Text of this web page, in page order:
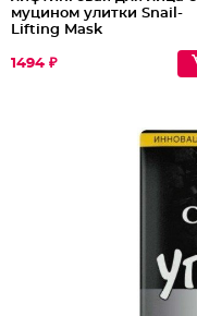
муцином улитки Snail-
Lifting Mask
1494 ₽